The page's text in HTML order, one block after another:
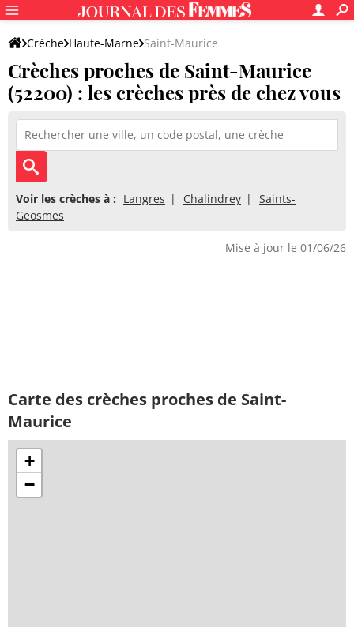
Crèche Haute-Marne Saint-Maurice
Crèches proches de Saint-Maurice
(52200) : les crèches près de chez vous
Voir les crèches à : Langres Chalindrey
Saints-
Geosmes
Mise à jour le 01/06/26
Carte des crèches proches de Saint-
Maurice
+
−